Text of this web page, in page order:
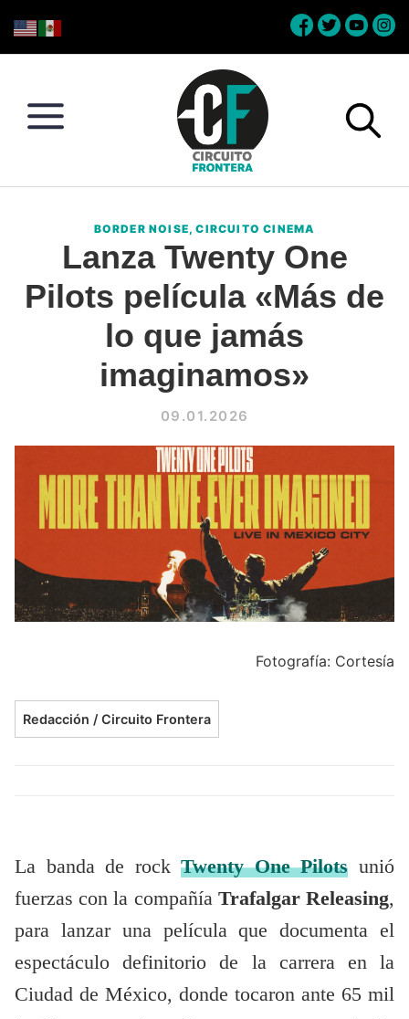
to
to
to
to
Conéctate
la
frontera
BORDER NOISE,CIRCUITO CINEMA
Lanza Twenty One
Pilots película «Más de
lo que jamás
imaginamos»
09.01.2026
Fotografía: Cortesía
Redacción / Circuito Frontera
La banda de rockTwenty One Pilots unió
fuerzas con la compañía Trafalgar Releasing,
para lanzar una película que documenta el
espectáculo definitorio de la carrera en la
Ciudad de México, donde tocaron ante 65 mil